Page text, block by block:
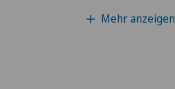
Mehr anzeigen